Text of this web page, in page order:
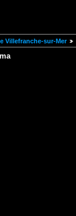
Villefranche-sur-Mer